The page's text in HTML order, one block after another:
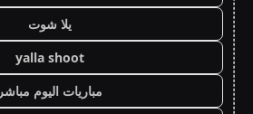
يلا شوت
yalla shoot
مباريات اليوم مباشر